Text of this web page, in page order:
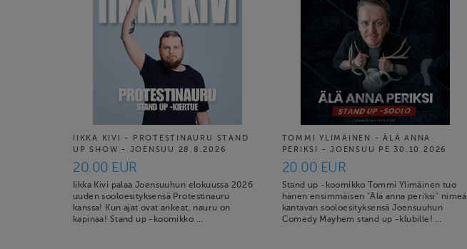
IIKKA KIVI - PROTESTINAURU STAND
UP SHOW - JOENSUU 28.8.2026
20.00 EUR
Iikka Kivi palaa Joensuuhun elokuussa 2026
uuden sooloesityksensä Protestinauru
kanssa! Kun ajat ovat ankeat, nauru on
kapinaa! Stand up -koomikko …
TOMMI YLIMÄINEN - ÄLÄ ANNA
PERIKSI - JOENSUU PE 30.10.2026
20.00 EUR
Stand up -koomikko Tommi Ylimäinen tuo
hänen ensimmäisen "Älä anna periksi" nimeä
kantavan sooloesityksensä Joensuuhun
Comedy Mayhem stand up -klubille! …